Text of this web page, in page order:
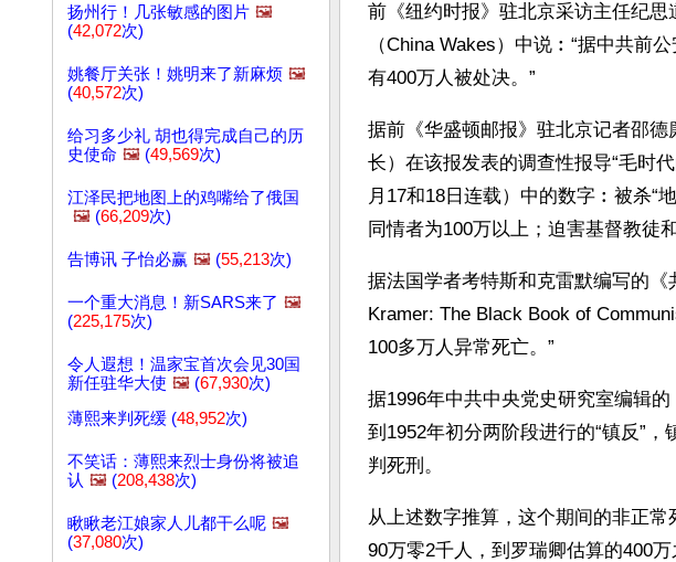
扬州行！几张敏感的图片 🖼️
(42,072次)
姚餐厅关张！姚明来了新麻烦 🖼️
(40,572次)
给习多少礼 胡也得完成自己的历
史使命 🖼️ (49,569次)
江泽民把地图上的鸡嘴给了俄国
🖼️ (66,209次)
告博讯 子怡必赢 🖼️ (55,213次)
一个重大消息！新SARS来了 🖼️
(225,175次)
令人遐想！温家宝首次会见30国
新任驻华大使 🖼️ (67,930次)
薄熙来判死缓 (48,952次)
不笑话：薄熙来烈士身份将被追
认 🖼️ (208,438次)
瞅瞅老江娘家人儿都干么呢 🖼️
(37,080次)
前《纽约时报》驻北京采访主任纪思
（China Wakes）中说︰“据中共前
有400万人被处决。”
据前《华盛顿邮报》驻北京记者邵
长）在该报发表的调查性报导“毛时
月17和18日连载）中的数字︰被杀“
同情者为100万以上；迫害基督教徒
据法国学者考特斯和克雷默编写的
Kramer: The Black Book of
100多万人异常死亡。”
据1996年中共中央党史研究室编辑
到1952年初分两阶段进行的“镇反”
判死刑。
从上述数字推算，这个期间的非正常
90万零2千人，到罗瑞卿估算的400万